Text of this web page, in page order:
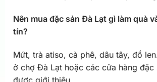
Nên mua đặc sản Đà Lạt gì làm quà
tín?
Mứt, trà atiso, cà phê, dâu tây, đồ
ở chợ Đà Lạt hoặc các cửa hàng đặc
được giới thiệu